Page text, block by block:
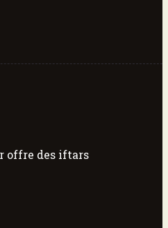
offre des iftars